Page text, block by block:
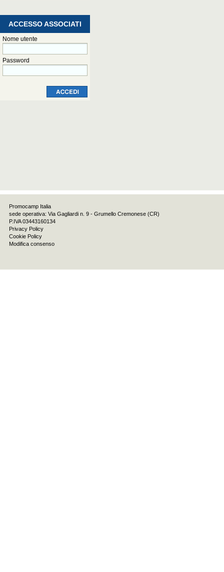
ACCESSO ASSOCIATI
Nome utente
Password
Promocamp Italia
sede operativa: Via Gagliardi n. 9 - Grumello Cremonese (CR)
P.IVA 03443160134
Privacy Policy
Cookie Policy
Modifica consenso